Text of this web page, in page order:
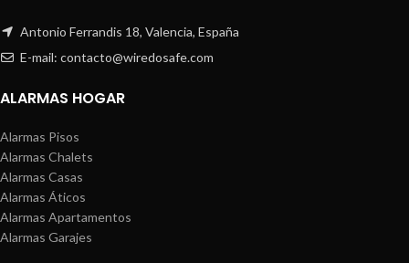
Antonio Ferrandis 18, Valencia, España
E-mail: contacto@wiredosafe.com
ALARMAS HOGAR
Alarmas Pisos
Alarmas Chalets
Alarmas Casas
Alarmas Áticos
Alarmas Apartamentos
Alarmas Garajes